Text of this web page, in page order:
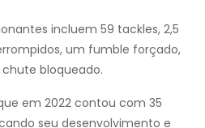
incluem 59 tackles, 2,5
um fumble forçado,
bloqueado.
em 2022 contou com 35
seu desenvolvimento e